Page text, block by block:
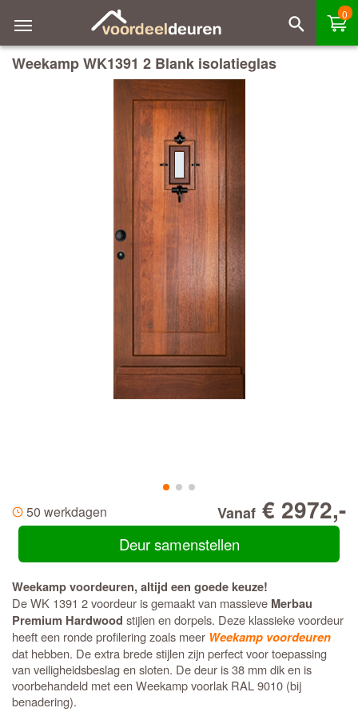
0
Weekamp WK1391 2 Blank isolatieglas
50 werkdagen Vanaf € 2972,-
Deur samenstellen
Weekamp voordeuren, altijd een goede keuze!
De WK 1391 2 voordeur is gemaakt van massieve Merbau
Premium Hardwood stijlen en dorpels. Deze klassieke voordeur
heeft een ronde profilering zoals meer Weekamp voordeuren
dat hebben. De extra brede stijlen zijn perfect voor toepassing
van veiligheidsbeslag en sloten. De deur is 38 mm dik en is
voorbehandeld met een Weekamp voorlak RAL 9010 (bij
benadering).